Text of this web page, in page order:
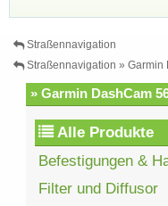
Straßennavigation
Straßennavigation » Garmin
» Garmin DashCam
Alle Produkte
Befestigungen &
Filter und Diffusor